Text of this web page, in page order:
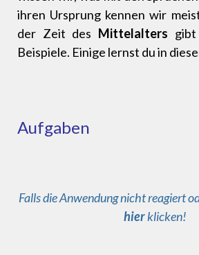
ihren Ursprung kennen wir
der Zeit des Mittelalters
Beispiele. Einige lernst du in
Aufgaben
Falls die Anwendung nicht reagiert
hierklicken!